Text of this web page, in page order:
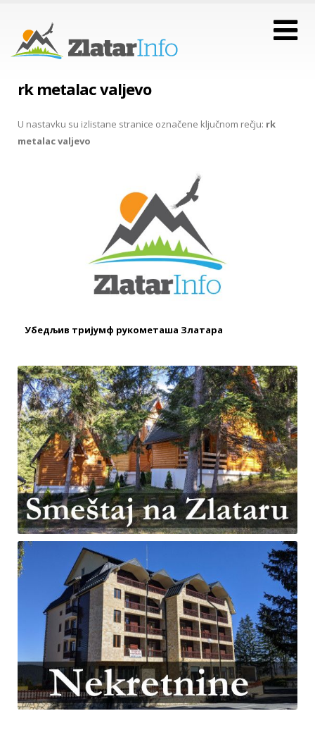
rk metalac valjevo
U nastavku su izlistane stranice označene ključnom rečju: rk
metalac valjevo
Убедљив тријумф рукометаша Златара